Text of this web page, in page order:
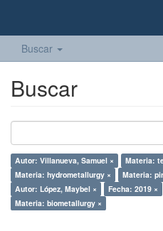
Buscar
Buscar
Autor: Villanueva, Samuel ×
Materia:
Materia: hydrometallurgy ×
Materia:
Autor: López, Maybel ×
Fecha: 2019 ×
Materia: biometallurgy ×